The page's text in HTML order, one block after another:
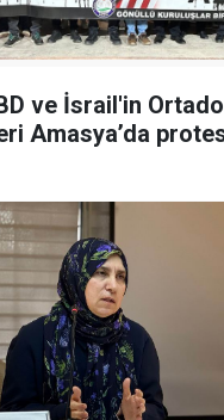
ve İsrail'in
zulümleri